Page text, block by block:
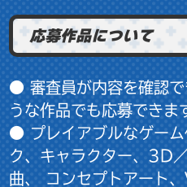
応募作品について
● 審査員が内容を確認で
うな作品でも応募できま
● プレイアブルなゲーム
ク、キャラクター、3D
曲、 コンセプトアート